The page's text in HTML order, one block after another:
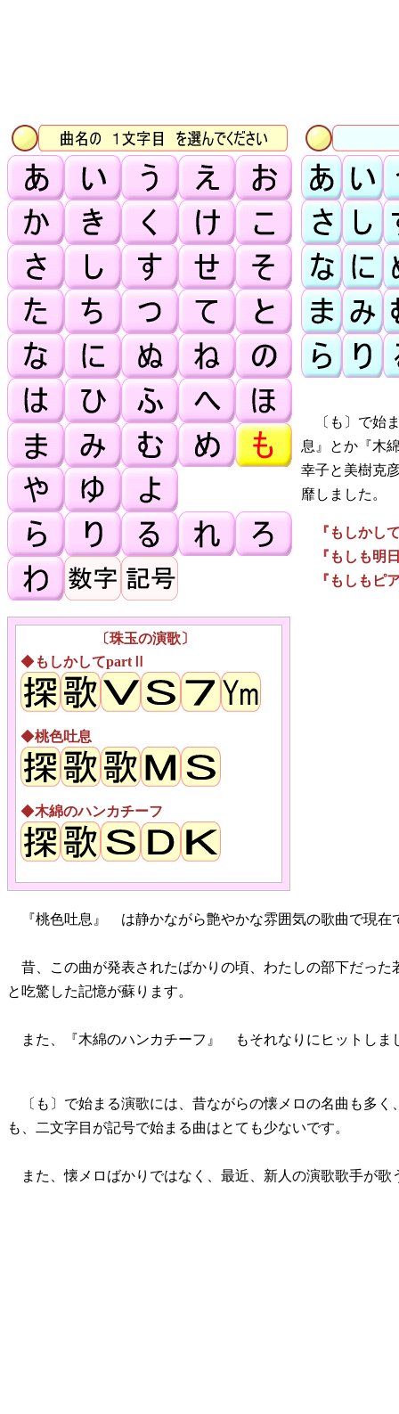
〔も〕で始
息』とか『木
幸子と美樹克
靡しました。
『もしか
『もしも
『もしもピ
〔珠玉の演歌〕
◆もしかしてpartⅡ
◆桃色吐息
◆木綿のハンカチーフ
『桃色吐息』 は静かながら艶やかな雰囲気の歌曲で現在
昔、この曲が発表されたばかりの頃、わたしの部下だっ
と吃驚した記憶が蘇ります。
また、『木綿のハンカチーフ』 もそれなりにヒットしま
〔も〕で始まる演歌には、昔ながらの懐メロの名曲も多く
も、二文字目が記号で始まる曲はとても少ないです。
また、懐メロばかりではなく、最近、新人の演歌歌手が歌